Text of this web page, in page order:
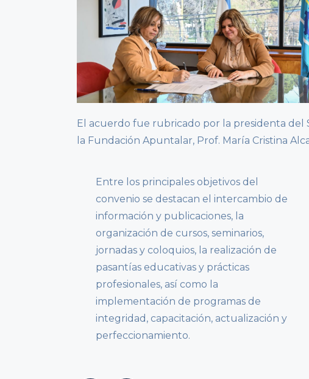
El acuerdo fue rubricado por la presidenta del
la Fundación Apuntalar, Prof. María Cristina
Entre los principales objetivos del
convenio se destacan el intercambio de
información y publicaciones, la
organización de cursos, seminarios,
jornadas y coloquios, la realización de
pasantías educativas y prácticas
profesionales, así como la
implementación de programas de
integridad, capacitación, actualización y
perfeccionamiento.